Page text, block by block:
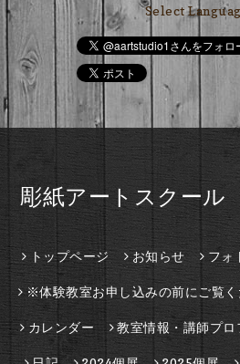
Select
彫紙アートスクー
トップページ お知らせ フォ
※体験教室お申し込みの前にご覧
カレンダー 教室情報・講師プロ